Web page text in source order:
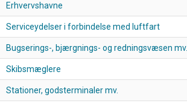
Erhvervshavne
Serviceydelser i forbindelse med luftfart
Bugserings-, bjærgnings- og redningsvæsen mv.
Skibsmæglere
Stationer, godsterminaler mv.